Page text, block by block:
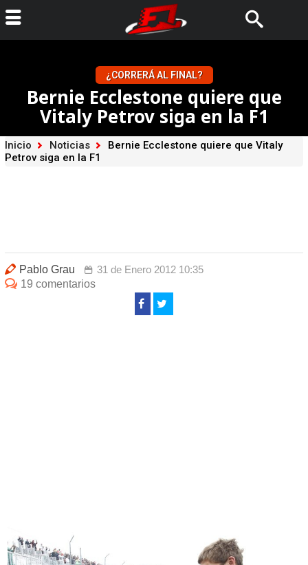
¿CORRERÁ AL FINAL?
Bernie Ecclestone quiere que
Vitaly Petrov siga en la F1
Inicio Noticias
Bernie Ecclestone quiere que Vitaly
Petrov siga en la F1
Pablo Grau
31 de Enero 2012 10:35
19 comentarios